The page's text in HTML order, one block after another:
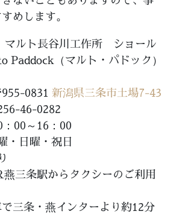
めします。
マルト長谷川工作所 ショール
（マルト・パドック）
0831 新潟県三条市土場7-43
46-0282
00～16：00
日曜・祝日
三条駅からタクシーのご利用
燕インターより約12分